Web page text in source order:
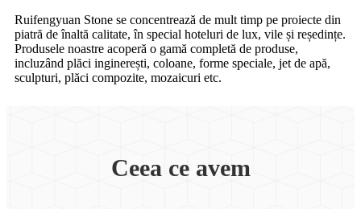
Ruifengyuan Stone se concentrează de mult timp pe proiecte din
piatră de înaltă calitate, în special hoteluri de lux, vile și reședințe.
Produsele noastre acoperă o gamă completă de produse,
incluzând plăci inginerești, coloane, forme speciale, jet de apă,
sculpturi, plăci compozite, mozaicuri etc.
Ceea ce avem